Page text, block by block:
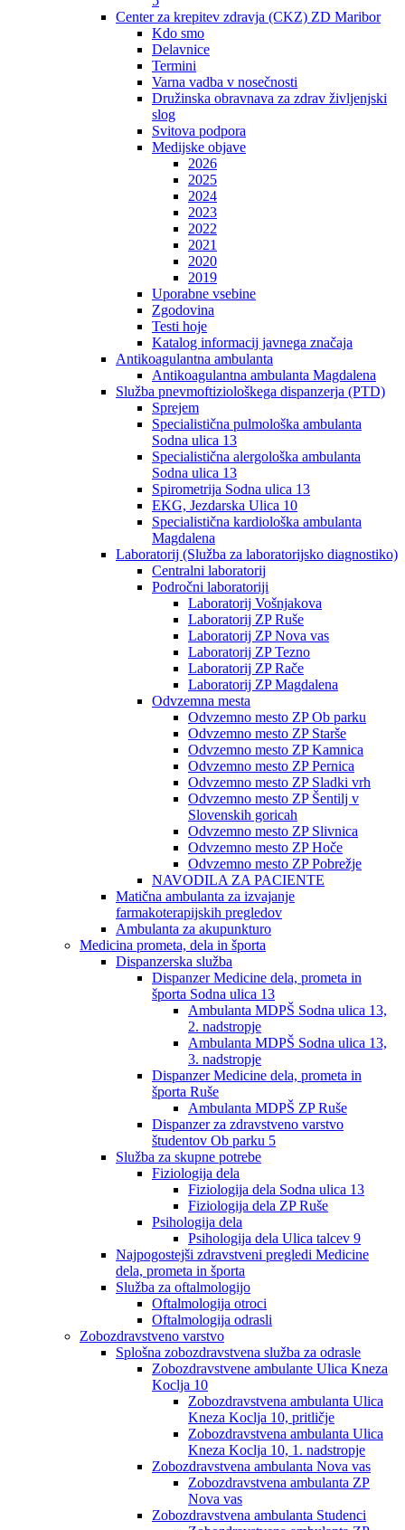
Center za krepitev zdravja (CKZ) ZD Maribor
Kdo smo
Delavnice
Termini
Varna vadba v nosečnosti
Družinska obravnava za zdrav življenjski
slog
Svitova podpora
Medijske objave
2026
2025
2024
2023
2022
2021
2020
2019
Uporabne vsebine
Zgodovina
Testi hoje
Katalog informacij javnega značaja
Antikoagulantna ambulanta
Antikoagulantna ambulanta Magdalena
Služba pnevmoftiziološkega dispanzerja (PTD)
Sprejem
Specialistična pulmološka ambulanta
Sodna ulica 13
Specialistična alergološka ambulanta
Sodna ulica 13
Spirometrija Sodna ulica 13
EKG, Jezdarska Ulica 10
Specialistična kardiološka ambulanta
Magdalena
Laboratorij (Služba za laboratorijsko diagnostiko)
Centralni laboratorij
Področni laboratoriji
Laboratorij Vošnjakova
Laboratorij ZP Ruše
Laboratorij ZP Nova vas
Laboratorij ZP Tezno
Laboratorij ZP Rače
Laboratorij ZP Magdalena
Odvzemna mesta
Odvzemno mesto ZP Ob parku
Odvzemno mesto ZP Starše
Odvzemno mesto ZP Kamnica
Odvzemno mesto ZP Pernica
Odvzemno mesto ZP Sladki vrh
Odvzemno mesto ZP Šentilj v
Slovenskih goricah
Odvzemno mesto ZP Slivnica
Odvzemno mesto ZP Hoče
Odvzemno mesto ZP Pobrežje
NAVODILA ZA PACIENTE
Matična ambulanta za izvajanje
farmakoterapijskih pregledov
Ambulanta za akupunkturo
Medicina prometa, dela in športa
Dispanzerska služba
Dispanzer Medicine dela, prometa in
športa Sodna ulica 13
Ambulanta MDPŠ Sodna ulica 13,
2. nadstropje
Ambulanta MDPŠ Sodna ulica 13,
3. nadstropje
Dispanzer Medicine dela, prometa in
športa Ruše
Ambulanta MDPŠ ZP Ruše
Dispanzer za zdravstveno varstvo
študentov Ob parku 5
Služba za skupne potrebe
Fiziologija dela
Fiziologija dela Sodna ulica 13
Fiziologija dela ZP Ruše
Psihologija dela
Psihologija dela Ulica talcev 9
Najpogostejši zdravstveni pregledi Medicine
dela, prometa in športa
Služba za oftalmologijo
Oftalmologija otroci
Oftalmologija odrasli
Zobozdravstveno varstvo
Splošna zobozdravstvena služba za odrasle
Zobozdravstvene ambulante Ulica Kneza
Koclja 10
Zobozdravstvena ambulanta Ulica
Kneza Koclja 10, pritličje
Zobozdravstvena ambulanta Ulica
Kneza Koclja 10, 1. nadstropje
Zobozdravstvena ambulanta Nova vas
Zobozdravstvena ambulanta ZP
Nova vas
Zobozdravstvena ambulanta Studenci